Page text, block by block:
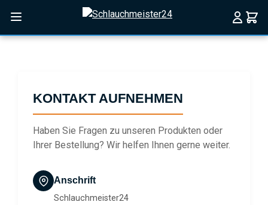
Zum Hauptinhalt springen
KONTAKT AUFNEHMEN
Haben Sie Fragen zu unseren Produkten oder
Ihrer Bestellung? Wir helfen Ihnen gerne weiter.
Anschrift
Schlauchmeister24